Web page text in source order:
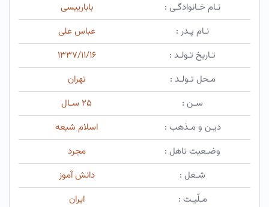
نـام خـانوادگـی :
بابارییسی
نـام پـدر :
عباس علی
تـاریخ تـولـد :
۱۳۳۷/۱۱/۱۶
مـحل تـولـد :
تهران
سـن :
۲۵ سـال
دیـن و مـذهب :
اسلام شیعه
وضـعیت تاهل :
مجرد
شـغل :
دانش آموز
مـلّیـت :
ایران